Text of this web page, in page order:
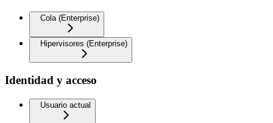
Cola (Enterprise)
Hipervisores (Enterprise)
Identidad y acceso
Usuario actual